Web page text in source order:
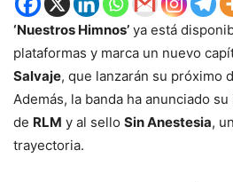
‘Nuestros Himnos’ ya está
plataformas y marca un nuevo
Salvaje, que lanzarán su próximo
Además, la banda ha anunciado
de RLM y al sello Sin Anestesia,
trayectoria.